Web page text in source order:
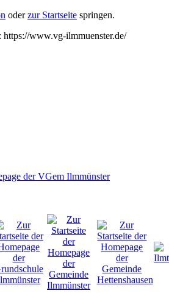
oderzur Startseite springen.
https://www.vg-ilmmuenster.de/